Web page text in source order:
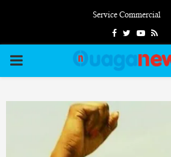
Service Commercial
FacebookTwitterYoutube
Rss
PRIMARY